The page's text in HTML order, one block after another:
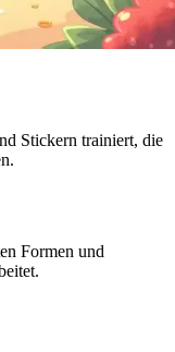
Stickern trainiert, die
Formen und